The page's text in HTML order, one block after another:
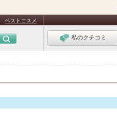
ベストコスメ
私のクチコミ